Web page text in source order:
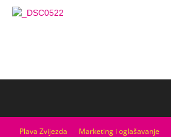
Plava Zvijezda Marketing i oglašavanje